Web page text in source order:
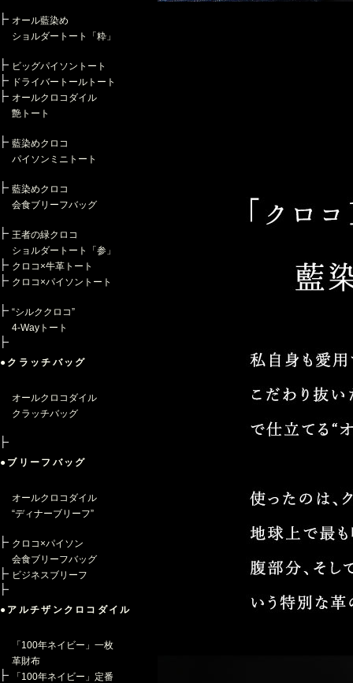
オール藍染め
ショルダートート「粋」
ビッグパイソントート
ドライバートールトート
オールクロコダイル
艶トート
藍染めクロコ
パイソンミニトート
藍染めクロコ
会食ブリーフバッグ
王者の緑クロコ
ショルダートート「参」
クロコ×牛革トート
クロコ×パイソントート
“シルククロコ”
4-Wayトート
●クラッチバッグ
オールクロコダイル
クラッチバッグ
●ブリーフバッグ
オールクロコダイル
“ディナーブリーフ”
クロコ×パイソン
会食ブリーフバッグ
ビジネスブリーフ
●アルチザンクロコダイル
「100年ネイビー」一枚
革財布
「100年ネイビー」定番